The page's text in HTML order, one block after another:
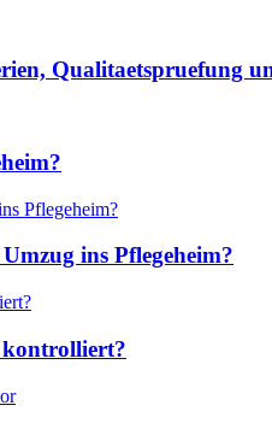
Qualitaetspruefung
ins Pflegeheim?